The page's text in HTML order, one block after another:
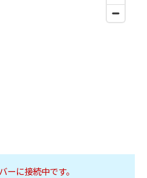
ーに接続中です。